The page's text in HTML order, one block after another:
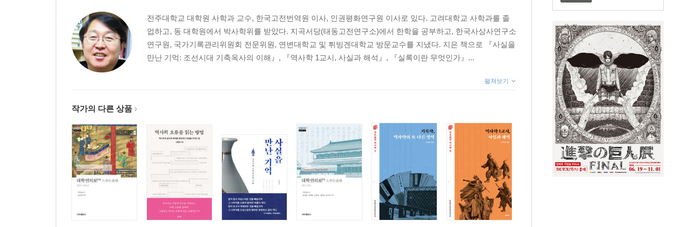
3 교감의 방식-대교
4 교감의 방식-본교
5 교감의 방식-타교
6 교감의 방식-이교
1 집일의 역사
2 전망
제6장 표점
1 장구
2 표점
3 표점의 오류
전주대학교 대학원 사학과 교수, 한국고전번역원 이사, 인권평화연구원 이사로 있다. 고려대학교 사학과를 졸
업하고, 동 대학원에서 박사학위를 받았다. 지곡서당(태동고전연구소)에서 한학을 공부하고, 한국사상사연구소
연구원, 국가기록관리위원회 전문위원, 연변대학교 및 튀빙겐대학교 방문교수를 지냈다. 지은 책으로 『사실을
만난 기억: 조선시대 기축옥사의 이해』, 『역사학 1교시, 사실과 해석』, 『실록이란 무엇인가』...
펼쳐보기
작가의 다른 상품